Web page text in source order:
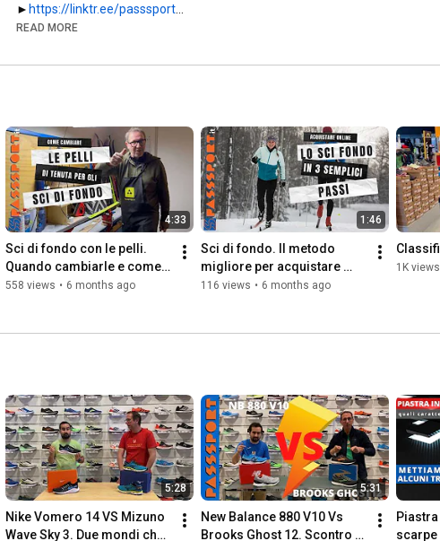
► https://linktr.ee/passsport
https://www.passsport.it/prodotti/def...
#brooksrunning #trailrunning #shopping#passsport
READ MORE
4:33
Sci di fondo con le pelli.
Quando cambiarle e come
farlo.
558 views • 6 months ago
1:46
Sci di fondo. Il metodo
migliore per acquistare
online
116 views • 6 months ago
1K views
5:28
Nike Vomero 14 VS Mizuno
Wave Sky 3. Due mondi che
5:31
New Balance 880 V10 Vs
Brooks Ghost 12. Scontro
scarpe